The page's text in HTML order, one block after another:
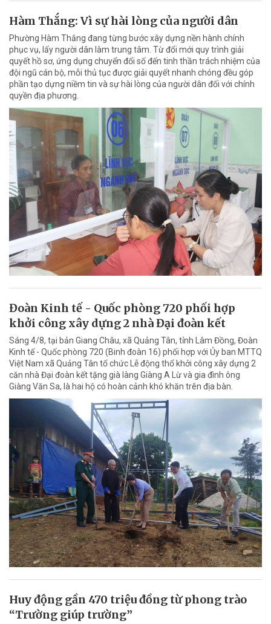
Hàm Thắng: Vì sự hài lòng của người dân
Phường Hàm Thắng đang từng bước xây dựng nền hành chính
phục vụ, lấy người dân làm trung tâm. Từ đổi mới quy trình giải
quyết hồ sơ, ứng dụng chuyển đổi số đến tinh thần trách nhiệm của
đội ngũ cán bộ, mỗi thủ tục được giải quyết nhanh chóng đều góp
phần tạo dựng niềm tin và sự hài lòng của người dân đối với chính
quyền địa phương.
Đoàn Kinh tế - Quốc phòng 720 phối hợp
khởi công xây dựng 2 nhà Đại đoàn kết
Sáng 4/8, tại bản Giang Châu, xã Quảng Tân, tỉnh Lâm Đồng, Đoàn
Kinh tế - Quốc phòng 720 (Binh đoàn 16) phối hợp với Ủy ban MTTQ
Việt Nam xã Quảng Tân tổ chức Lễ động thổ khởi công xây dựng 2
căn nhà Đại đoàn kết tặng già làng Giàng A Lừ và gia đình ông
Giàng Văn Sa, là hai hộ có hoàn cảnh khó khăn trên địa bàn.
Huy động gần 470 triệu đồng từ phong trào
“Trường giúp trường”